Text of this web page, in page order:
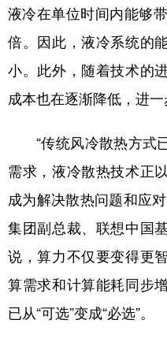
液冷在单位时间内能够
倍。因此，液冷系统的
小。此外，随着技术的
成本也在逐渐降低，进
“传统风冷散热方式已
需求，液冷散热技术正
成为解决散热问题和应
集团副总裁、联想中国
说，算力不仅要变得更
算需求和计算能耗同步
已从“可选”变成“必选”。